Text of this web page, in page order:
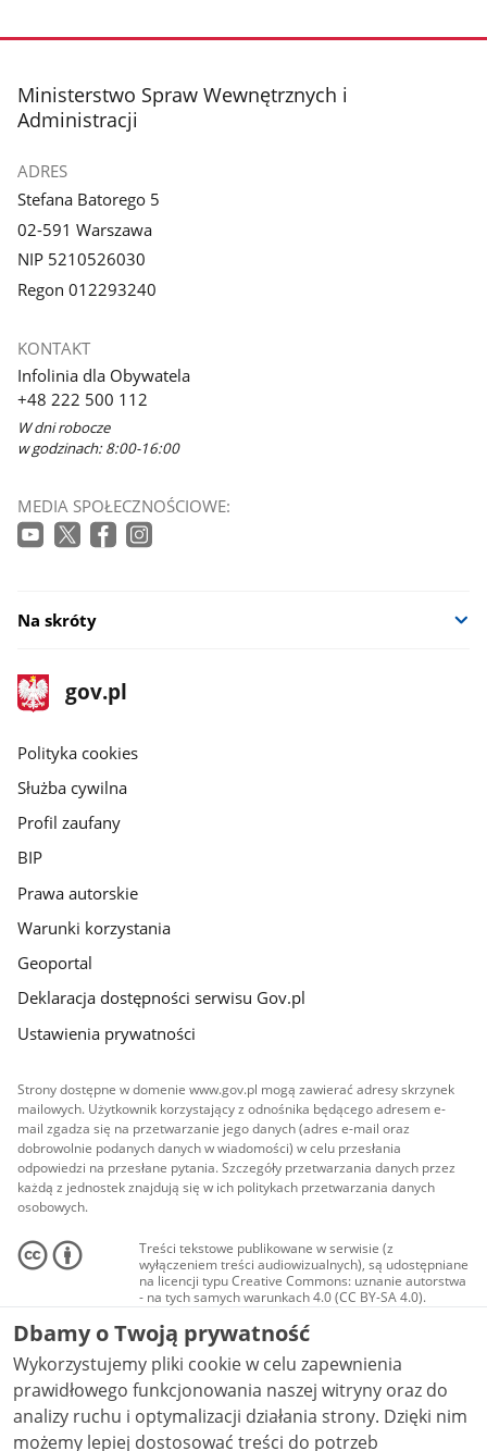
zdjęcie
galerii.
zdjęcie
galerii.
stopka
Ministerstwo Spraw Wewnętrznych i
Administracji
ADRES
Stefana Batorego 5
02-591 Warszawa
NIP 5210526030
Regon 012293240
KONTAKT
Infolinia dla Obywatela
+48 222 500 112
W dni robocze
w godzinach: 8:00-16:00
MEDIA SPOŁECZNOŚCIOWE:
Na skróty
stopka
gov.pl
Strona
gov.pl
gov.pl
Polityka cookies
Służba cywilna
Profil zaufany
BIP
Prawa autorskie
Warunki korzystania
Geoportal
Deklaracja dostępności serwisu Gov.pl
Ustawienia prywatności
Strony dostępne w domenie www.gov.pl mogą zawierać adresy skrzynek
mailowych. Użytkownik korzystający z odnośnika będącego adresem e-
mail zgadza się na przetwarzanie jego danych (adres e-mail oraz
dobrowolnie podanych danych w wiadomości) w celu przesłania
odpowiedzi na przesłane pytania. Szczegóły przetwarzania danych przez
każdą z jednostek znajdują się w ich politykach przetwarzania danych
osobowych.
Treści tekstowe publikowane w serwisie (z
wyłączeniem treści audiowizualnych), są udostępniane
na licencji typu Creative Commons: uznanie autorstwa
- na tych samych warunkach 4.0 (CC BY-SA 4.0).
Materiały audiowizualne, w tym zdjęcia, materiały
audio i wideo, są udostępniane na licencji typu
Creative Commons: uznanie autorstwa użycie
niekomercyjne - bez utworów zależnych 4.0 (CC BY-
NC-ND 4.0), o ile nie jest to stwierdzone inaczej.
Dbamy o Twoją prywatność
Wykorzystujemy pliki cookie w celu zapewnienia
prawidłowego funkcjonowania naszej witryny oraz do
analizy ruchu i optymalizacji działania strony. Dzięki nim
możemy lepiej dostosować treści do potrzeb